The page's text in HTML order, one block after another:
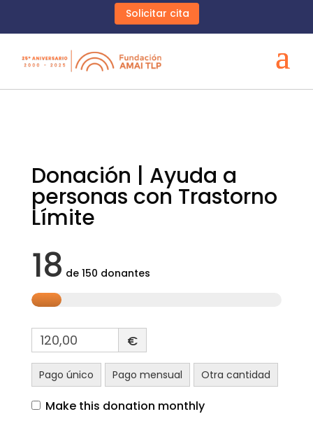
Solicitar cita
Donación | Ayuda a
personas con Trastorno
Límite
18 de 150 donantes
€
Pago único Pago mensual Otra cantidad
Make this donation monthly